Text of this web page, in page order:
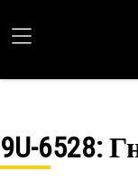
9U-6528: